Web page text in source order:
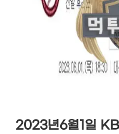
2023년6월1일